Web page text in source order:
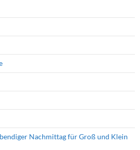
Nachmittag für Groß und Klein